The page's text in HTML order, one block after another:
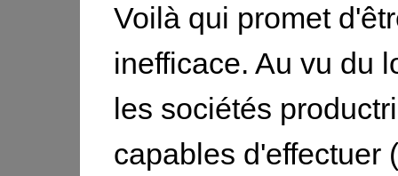
Voilà qui promet
inefficace. Au vu du
les sociétés
capables d'effectuer